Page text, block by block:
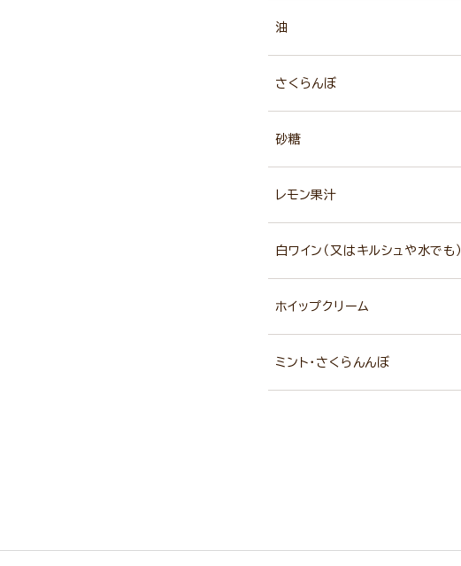
油
さくらんぼ
砂糖
レモン果汁
白ワイン（又はキルシュや水でも）
ホイップクリーム
ミント・さくらんんぼ